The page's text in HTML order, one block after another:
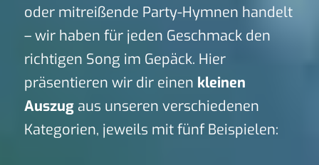
oder mitreißende Party-Hymnen handelt
– wir haben für jeden Geschmack den
richtigen Song im Gepäck. Hier
präsentieren wir dir einen kleinen
Auszugaus unseren verschiedenen
Kategorien, jeweils mit fünf Beispielen: